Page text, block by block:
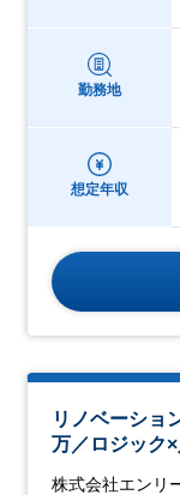
勤務地
想定年収
リノベーショ
万／ロジック×
株式会社エンリ